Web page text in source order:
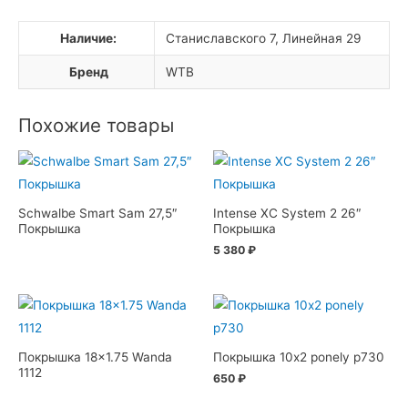
Наличие: Станиславского 7, Линейная 29
Бренд WTB
Похожие товары
Schwalbe Smart Sam 27,5″
Покрышка
Intense XC System 2 26″
Покрышка
5 380 ₽
Покрышка 18×1.75 Wanda
1112
Покрышка 10х2 ponely p730
650 ₽